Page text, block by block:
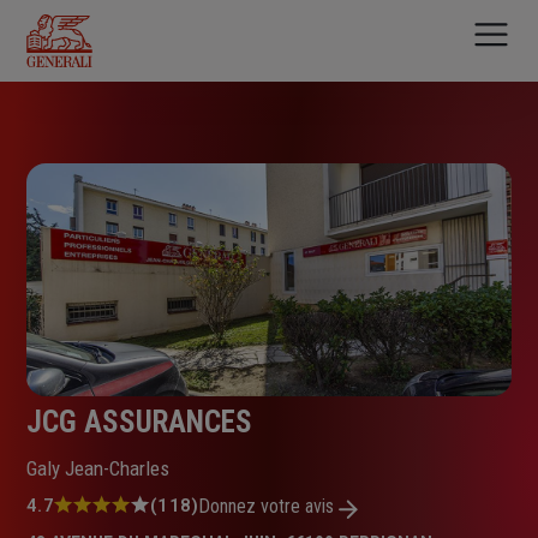
contenu
principal
JCG ASSURANCES
Galy Jean-Charles
Note
4.7 (118)Donnez votre avis